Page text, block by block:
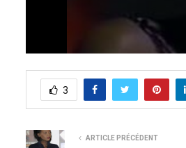
s
s
3
ARTICLE PRÉCÉDENT